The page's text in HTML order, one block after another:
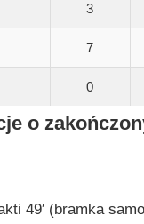
3
7
0
o
49′ (bramka